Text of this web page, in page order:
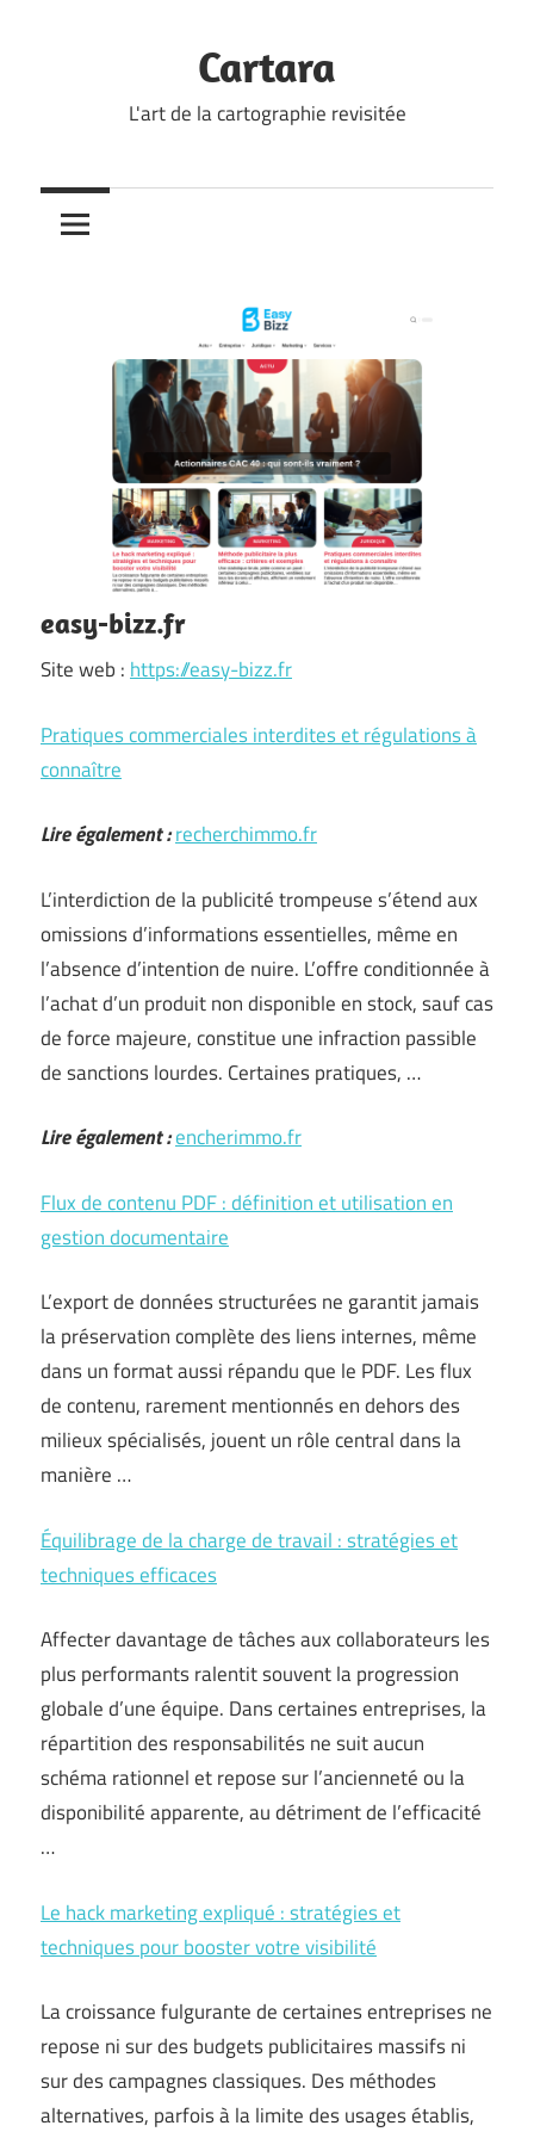
Cartara
L'art de la cartographie revisitée
easy-bizz.fr
Site web : https://easy-bizz.fr
Pratiques commerciales interdites et régulations à
connaître
Lire également :recherchimmo.fr
L’interdiction de la publicité trompeuse s’étend aux
omissions d’informations essentielles, même en
l’absence d’intention de nuire. L’offre conditionnée à
l’achat d’un produit non disponible en stock, sauf cas
de force majeure, constitue une infraction passible
de sanctions lourdes. Certaines pratiques, …
Lire également :encherimmo.fr
Flux de contenu PDF : définition et utilisation en
gestion documentaire
L’export de données structurées ne garantit jamais
la préservation complète des liens internes, même
dans un format aussi répandu que le PDF. Les flux
de contenu, rarement mentionnés en dehors des
milieux spécialisés, jouent un rôle central dans la
manière …
Équilibrage de la charge de travail : stratégies et
techniques efficaces
Affecter davantage de tâches aux collaborateurs les
plus performants ralentit souvent la progression
globale d’une équipe. Dans certaines entreprises, la
répartition des responsabilités ne suit aucun
schéma rationnel et repose sur l’ancienneté ou la
disponibilité apparente, au détriment de l’efficacité
…
Le hack marketing expliqué : stratégies et
techniques pour booster votre visibilité
La croissance fulgurante de certaines entreprises ne
repose ni sur des budgets publicitaires massifs ni
sur des campagnes classiques. Des méthodes
alternatives, parfois à la limite des usages établis,